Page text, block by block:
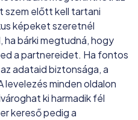
szem előtt kell tartani
képeket szeretnél
bárki megtudná, hogy
a partnereidet. Ha fontos
adataid biztonsága, a
levelezés minden oldalon
ki harmadik fél
kereső pedig a